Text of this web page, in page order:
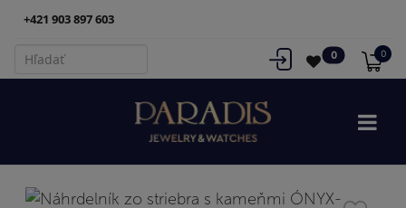
+421 903 897 603
0 0